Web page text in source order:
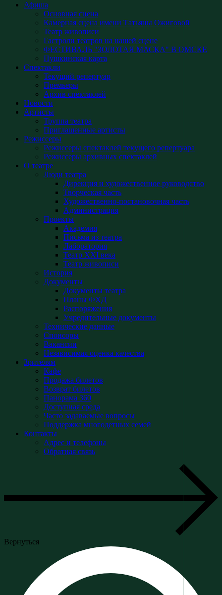
Афиша
Основная сцена
Камерная сцена имени Татьяны Ожиговой
Театр живописи
Гастроли театров на нашей сцене
ФЕСТИВАЛЬ "ЗОЛОТАЯ МАСКА" В ОМСКЕ
Пушкинская карта
Спектакли
Текущий репертуар
Премьеры
Архив спектаклей
Новости
Артисты
Труппа театра
Приглашенные артисты
Режиссеры
Режиссеры спектаклей текущего репертуара
Режиссеры архивных спектаклей
О театре
Люди театра
Дирекция и художественное руководство
Творческая часть
Художественно-постановочная часть
Администрация
Проекты
Академия
Письма из театра
Лаборатория
Театр XXI века
Театр живописи
История
Документы
Документы театра
Планы ФХД
Распоряжения
Учредительные документы
Технические данные
Спонсоры
Вакансии
Независимая оценка качества
Зрителям
Кафе
Продажа билетов
Возврат билетов
Панорама 360
Доступная среда
Часто задаваемые вопросы
Поддержка многодетных семей
Контакты
Адрес и телефоны
Обратная связь
Вернуться